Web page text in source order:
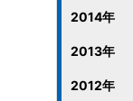
2014年
2013年
2012年